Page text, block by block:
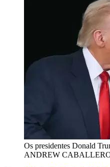
Os presidentes Donald
ANDREW